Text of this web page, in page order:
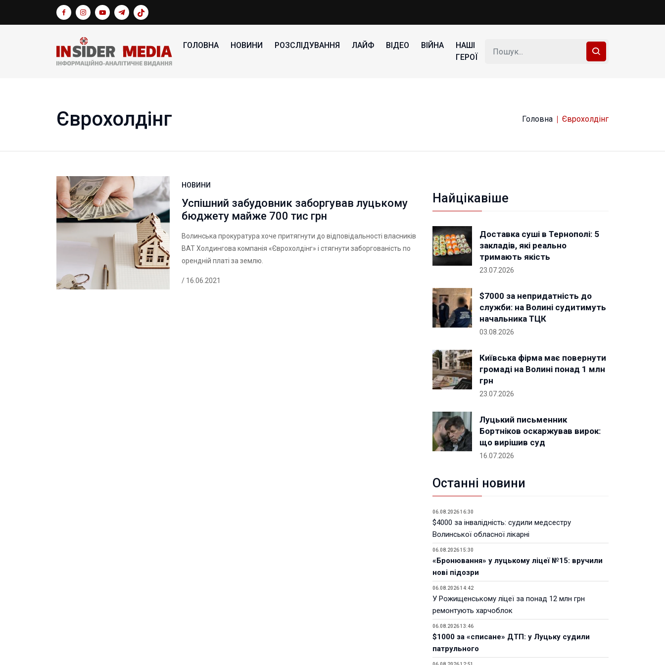
ГОЛОВНА НОВИНИ РОЗСЛІДУВАННЯ ЛАЙФ ВІДЕО ВІЙНА
НАШІ
ГЕРОЇ
Єврохолдінг Головна Єврохолдінг
НОВИНИ
Успішний забудовник заборгував луцькому
бюджету майже 700 тис грн
Волинська прокуратура хоче притягнути до відповідальності власників
ВАТ Холдингова компанія «Єврохолдінг» і стягнути заборгованість по
орендній платі за землю.
/ 16.06.2021
Найцікавіше
Доставка суші в Тернополі: 5
закладів, які реально
тримають якість
23.07.2026
$7000 за непридатність до
служби: на Волині судитимуть
начальника ТЦК
03.08.2026
Київська фірма має повернути
громаді на Волині понад 1 млн
грн
23.07.2026
Луцький письменник
Бортніков оскаржував вирок:
що вирішив суд
16.07.2026
Останні новини
06.08.2026 16:30
$4000 за інвалідність: судили медсестру
Волинської обласної лікарні
06.08.2026 15:30
«Бронювання» у луцькому ліцеї №15: вручили
нові підозри
06.08.2026 14:42
У Рожищенському ліцеї за понад 12 млн грн
ремонтують харчоблок
06.08.2026 13:46
$1000 за «списане» ДТП: у Луцьку судили
патрульного